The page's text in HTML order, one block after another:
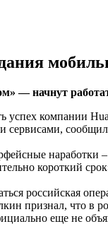
— начнут
успех компании
короткий
российская
признал, что в
еще не